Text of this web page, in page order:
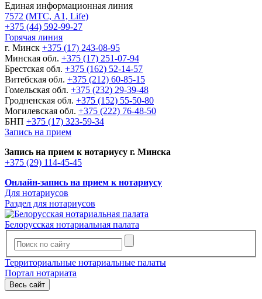
Единая информационная линия
7572 (МТС, A1, Life)
+375 (44) 592-99-27
Горячая линия
г. Минск +375 (17) 243-08-95
Минская обл. +375 (17) 251-07-94
Брестская обл. +375 (162) 52-14-57
Витебская обл. +375 (212) 60-85-15
Гомельская обл. +375 (232) 29-39-48
Гродненская обл. +375 (152) 55-50-80
Могилевская обл. +375 (222) 76-48-50
БНП +375 (17) 323-59-34
Запись на прием
Запись на прием к нотариусу г. Минска
+375 (29) 114-45-45
Онлайн-запись на прием к нотариусу
Для нотариусов
Раздел для нотариусов
Белорусская нотариальная палата
Территориальные нотариальные палаты
Портал нотариата
Весь сайт